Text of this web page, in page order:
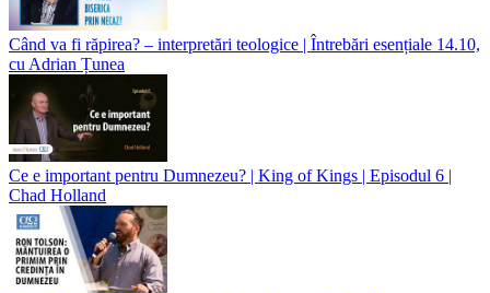
Când va fi răpirea? – interpretări teologice | Întrebări esențiale 14.10,
cu Adrian Țunea
Ce e important pentru Dumnezeu? | King of Kings | Episodul 6 |
Chad Holland